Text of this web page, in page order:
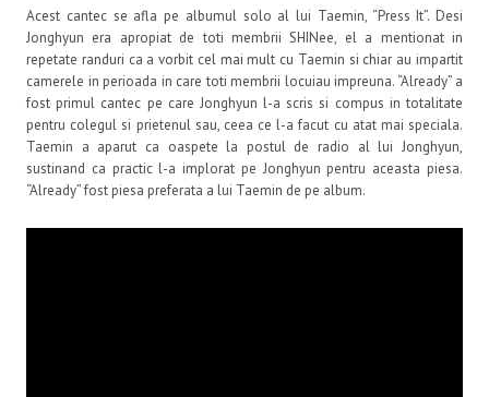
Acest cantec se afla pe albumul solo al lui Taemin, “Press It”. Desi
Jonghyun era apropiat de toti membrii SHINee, el a mentionat in
repetate randuri ca a vorbit cel mai mult cu Taemin si chiar au impartit
camerele in perioada in care toti membrii locuiau impreuna. “Already” a
fost primul cantec pe care Jonghyun l-a scris si compus in totalitate
pentru colegul si prietenul sau, ceea ce l-a facut cu atat mai speciala.
Taemin a aparut ca oaspete la postul de radio al lui Jonghyun,
sustinand ca practic l-a implorat pe Jonghyun pentru aceasta piesa.
“Already” fost piesa preferata a lui Taemin de pe album.